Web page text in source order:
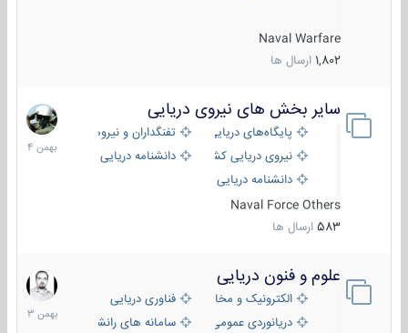
Naval Warfare
1,802 ارسال ها
سایر بخش های نیروی دریایی
پایگاه‌های دریایی
تفنگداران و نیروهای ویژه‌ی دریایی
نیروی دریایی کشورهای مختلفدانشنامه دریایی
دانشنامه دریایی کپی
Naval Force Others
583 ارسال ها
22
بهمن
1404
علوم و فنون دریایی
الکترونیک و مخابرات دریاییفناوری دریایی
دریانوردی عمومی
سامانه های رانشی دریایی
6
بهمن
1403